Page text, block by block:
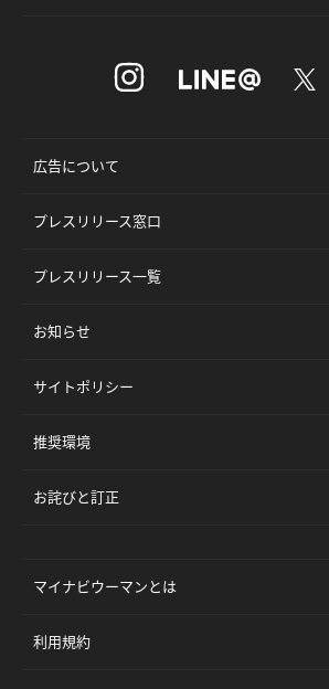
広告について
プレスリリース窓口
プレスリリース一覧
お知らせ
サイトポリシー
推奨環境
お詫びと訂正
マイナビウーマンとは
利用規約